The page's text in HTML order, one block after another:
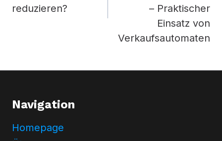
reduzieren?
– Praktischer
Einsatz von
Verkaufsautomaten
Navigation
Homepage